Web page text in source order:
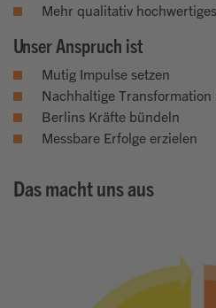
Mehr qualitativ
Unser Anspruch ist
Mutig Impulse setzen
Nachhaltige Transformation
Berlins Kräfte bündeln
Messbare Erfolge erzielen
Das macht uns aus